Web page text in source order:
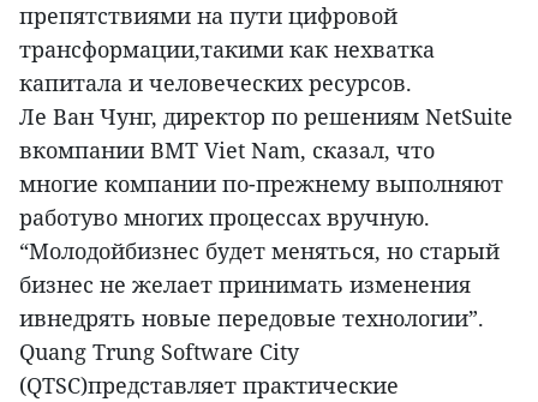
препятствиями на пути цифровой
трансформации,такими как нехватка
капитала и человеческих ресурсов.
Ле Ван Чунг, директор по решениям NetSuite
вкомпании BMT Viet Nam, сказал, что
многие компании по-прежнему выполняют
работуво многих процессах вручную.
“Молодойбизнес будет меняться, но старый
бизнес не желает принимать изменения
ивнедрять новые передовые технологии”.
Quang Trung Software City
(QTSC)представляет практические